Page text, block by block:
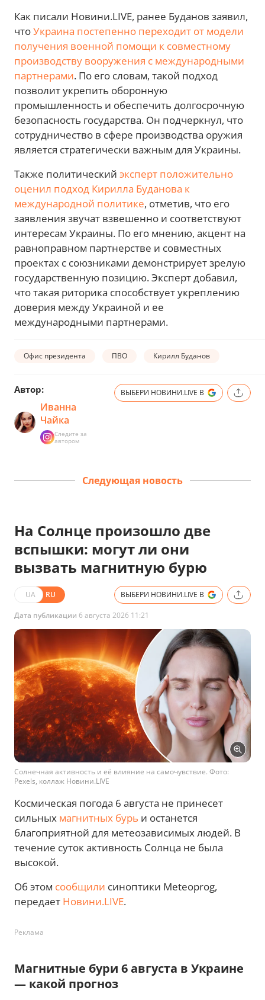
Как писали Новини.LIVE, ранее Буданов заявил,
чтоУкраина постепенно переходит от модели
получения военной помощи к совместному
производству вооружения с международными
партнерами. По его словам, такой подход
позволит укрепить оборонную
промышленность и обеспечить долгосрочную
безопасность государства. Он подчеркнул, что
сотрудничество в сфере производства оружия
является стратегически важным для Украины.
Также политический эксперт положительно
оценил подход Кирилла Буданова к
международной политике, отметив, что его
заявления звучат взвешенно и соответствуют
интересам Украины. По его мнению, акцент на
равноправном партнерстве и совместных
проектах с союзниками демонстрирует зрелую
государственную позицию. Эксперт добавил,
что такая риторика способствует укреплению
доверия между Украиной и ее
международными партнерами.
Офис президента ПВО Кирилл Буданов
Автор:
Иванна
Чайка
Следите за
автором
ВЫБЕРИ НОВИНИ.LIVE В
Следующая новость
На Солнце произошло две
вспышки: могут ли они
вызвать магнитную бурю
UA RU ВЫБЕРИ НОВИНИ.LIVE В
Дата публикации 6 августа 2026 11:21
Солнечная активность и её влияние на самочувствие. Фото:
Pexels, коллаж Новини.LIVE
Космическая погода 6 августа не принесет
сильных магнитных бурь и останется
благоприятной для метеозависимых людей. В
течение суток активность Солнца не была
высокой.
Об этом сообщили синоптики Meteoprog,
передает Новини.LIVE.
Реклама
Магнитные бури 6 августа в Украине
— какой прогноз